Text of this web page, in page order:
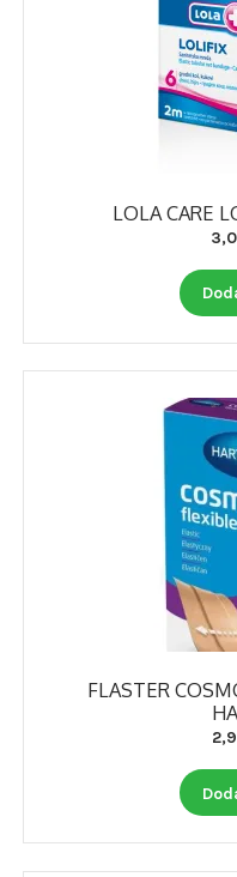
LOLA CARE
FLASTER